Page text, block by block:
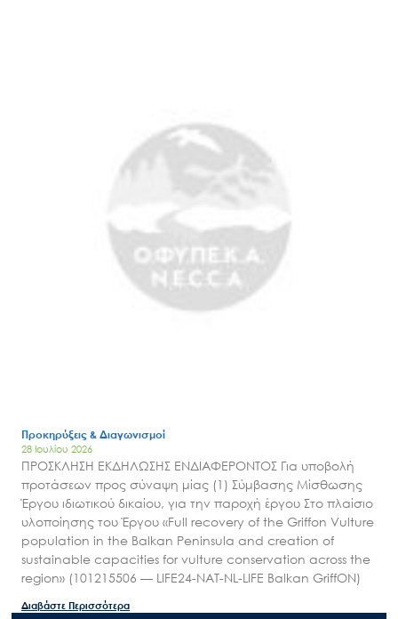
Προκηρύξεις & Διαγωνισμοί
28 Ιουλίου 2026
ΠΡΟΣΚΛΗΣΗ ΕΚΔΗΛΩΣΗΣ ΕΝΔΙΑΦΕΡΟΝΤΟΣ Για υποβολή
προτάσεων προς σύναψη μίας (1) Σύμβασης Μίσθωσης
Έργου ιδιωτικού δικαίου, για την παροχή έργου Στο πλαίσιο
υλοποίησης του Έργου «Full recovery of the Griffon Vulture
population in the Balkan Peninsula and creation of
sustainable capacities for vulture conservation across the
region» (101215506 — LIFE24-NAT-NL-LIFE Balkan GriffON)
Διαβάστε Περισσότερα